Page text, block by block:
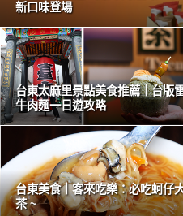
新口味登場
台東太麻里景點美食推薦｜台版
牛肉麵一日遊攻略
台東美食｜客來吃樂：必吃蚵仔
茶 ~